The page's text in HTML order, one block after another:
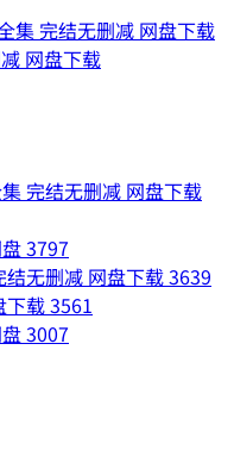
集 完结无删减 网盘下载
网盘下载
完结无删减 网盘下载
3797
结无删减 网盘下载3639
下载3561
3007